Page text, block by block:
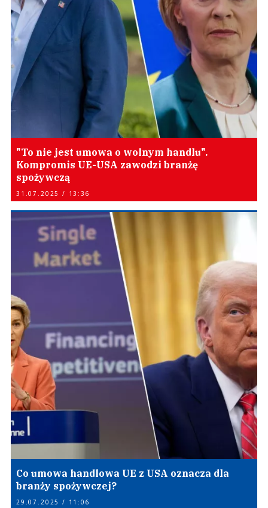
"To nie jest umowa o wolnym handlu".
Kompromis UE-USA zawodzi branżę
spożywczą
31.07.2025 / 13:36
Co umowa handlowa UE z USA oznacza dla
branży spożywczej?
29.07.2025 / 11:06